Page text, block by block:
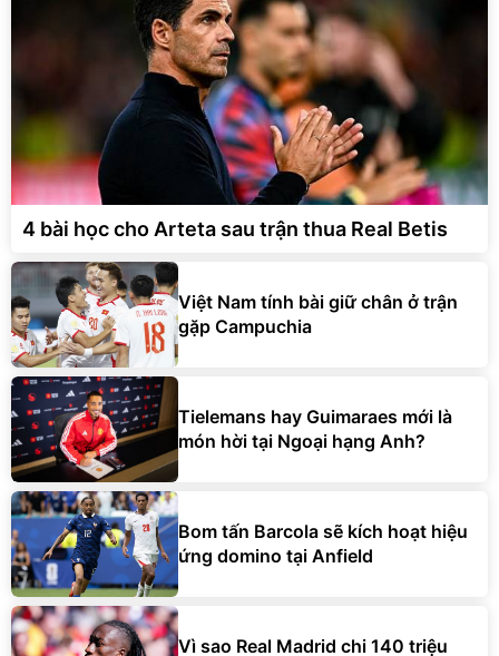
4 bài học cho Arteta sau trận thua Real Betis
Việt Nam tính bài giữ chân ở trận
gặp Campuchia
Tielemans hay Guimaraes mới là
món hời tại Ngoại hạng Anh?
Bom tấn Barcola sẽ kích hoạt hiệu
ứng domino tại Anfield
Vì sao Real Madrid chi 140 triệu